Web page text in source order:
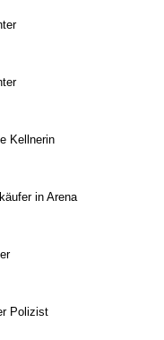
Kellnerin
in Arena
Polizist